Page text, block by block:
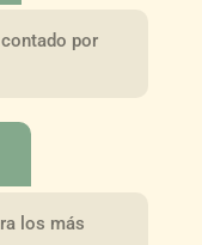
por
los más